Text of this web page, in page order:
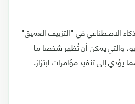
الاصطناعي في "التزييف العميق"
والتي يمكن أن تُظهر شخصا ما
يؤدي إلى تنفيذ مؤامرات ابتزاز.